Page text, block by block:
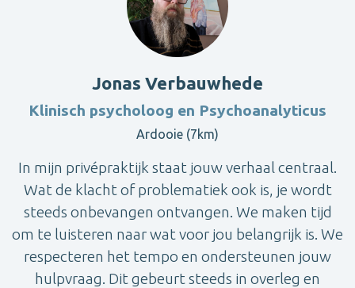
Jonas Verbauwhede
Klinisch psycholoog en Psychoanalyticus
Ardooie (7km)
In mijn privépraktijk staat jouw verhaal centraal.
Wat de klacht of problematiek ook is, je wordt
steeds onbevangen ontvangen. We maken tijd
om te luisteren naar wat voor jou belangrijk is. We
respecteren het tempo en ondersteunen jouw
hulpvraag. Dit gebeurt steeds in overleg en